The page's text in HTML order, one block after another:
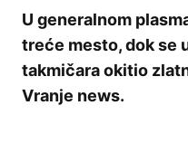
U generalnom
treće mesto, dok se
takmičara okitio
Vranje news.